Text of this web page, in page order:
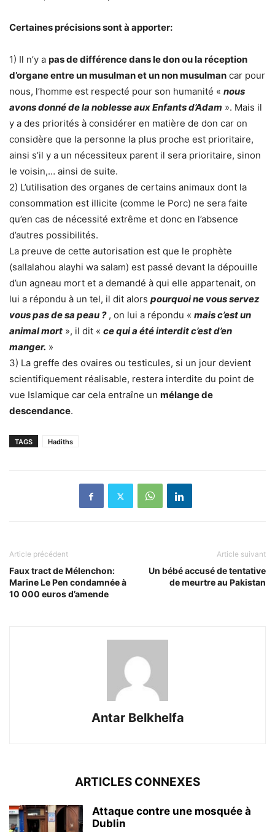
Certaines précisions sont à apporter:
1) Il n’y a pas de différence dans le don ou la réception
d’organe entre un musulman et un non musulman car pour
nous, l’homme est respecté pour son humanité « nous
avons donné de la noblesse aux Enfants d’Adam ». Mais il
y a des priorités à considérer en matière de don car on
considère que la personne la plus proche est prioritaire,
ainsi s’il y a un nécessiteux parent il sera prioritaire, sinon
le voisin,… ainsi de suite.
2) L’utilisation des organes de certains animaux dont la
consommation est illicite (comme le Porc) ne sera faite
qu’en cas de nécessité extrême et donc en l’absence
d’autres possibilités.
La preuve de cette autorisation est que le prophète
(sallalahou alayhi wa salam) est passé devant la dépouille
d’un agneau mort et a demandé à qui elle appartenait, on
lui a répondu à un tel, il dit alors pourquoi ne vous servez
vous pas de sa peau ? , on lui a répondu « mais c’est un
animal mort », il dit « ce qui a été interdit c’est d’en
manger. »
3) La greffe des ovaires ou testicules, si un jour devient
scientifiquement réalisable, restera interdite du point de
vue Islamique car cela entraîne un mélange de
descendance.
TAGS Hadiths
Article précédent
Faux tract de Mélenchon:
Marine Le Pen condamnée à
10 000 euros d’amende
Article suivant
Un bébé accusé de tentative
de meurtre au Pakistan
Antar Belkhelfa
ARTICLES CONNEXES
Attaque contre une mosquée à
Dublin